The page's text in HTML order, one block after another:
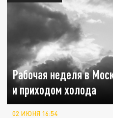
Рабочая неделя в
и приходом холода
02 ИЮНЯ 16:54